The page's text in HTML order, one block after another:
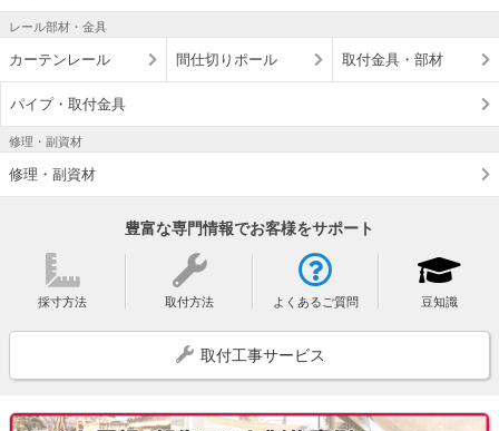
レール部材・金具
カーテンレール 間仕切りポール 取付金具・部材
パイプ・取付金具
修理・副資材
修理・副資材
豊富な専門情報でお客様をサポート
採寸方法 取付方法 よくあるご質問 豆知識
取付工事サービス